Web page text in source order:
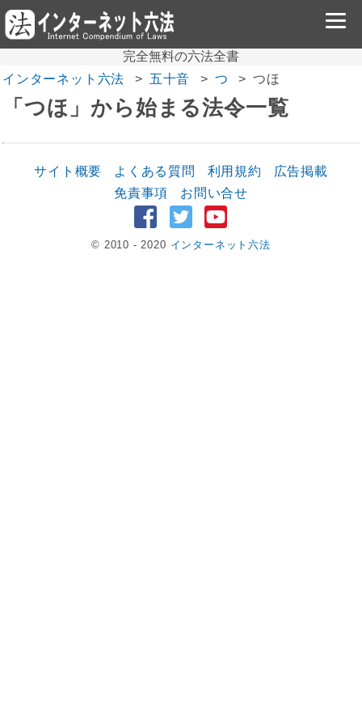
完全無料の六法全書
インターネット六法
五十音 つ つほ
「つほ」から始まる法令一覧
サイト概要 よくある質問 利用規約
広告掲載
免責事項
お問い合せ
© 2010 - 2020 インターネット六法